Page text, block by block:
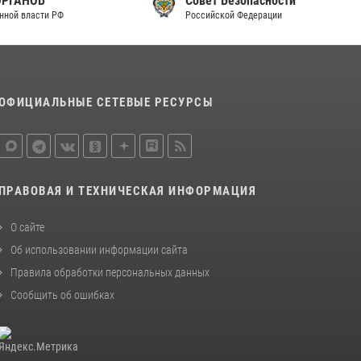
законодательства (видео)
скорой помощи (видео)
В Росгвардии прошла военно-научная
Российской Федерации
СЕТЕВЫЕ РЕСУРСЫ
ПРАВОВАЯ И ТЕХНИЧЕСКАЯ ИНФОРМАЦИЯ
О сайте
Об использовании информации сайта
Правила обработки персональных данных
Сообщить об ошибках